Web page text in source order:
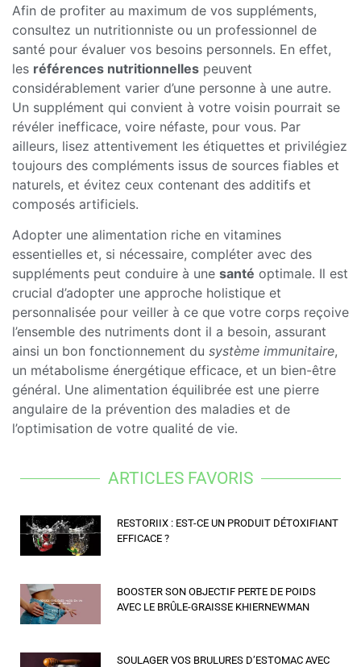
Afin de profiter au maximum de vos suppléments,
consultez un nutritionniste ou un professionnel de
santé pour évaluer vos besoins personnels. En effet,
les références nutritionnelles peuvent
considérablement varier d’une personne à une autre.
Un supplément qui convient à votre voisin pourrait se
révéler inefficace, voire néfaste, pour vous. Par
ailleurs, lisez attentivement les étiquettes et privilégiez
toujours des compléments issus de sources fiables et
naturels, et évitez ceux contenant des additifs et
composés artificiels.
Adopter une alimentation riche en vitamines
essentielles et, si nécessaire, compléter avec des
suppléments peut conduire à une santé optimale. Il est
crucial d’adopter une approche holistique et
personnalisée pour veiller à ce que votre corps reçoive
l’ensemble des nutriments dont il a besoin, assurant
ainsi un bon fonctionnement du système immunitaire,
un métabolisme énergétique efficace, et un bien-être
général. Une alimentation équilibrée est une pierre
angulaire de la prévention des maladies et de
l’optimisation de votre qualité de vie.
ARTICLES FAVORIS
RESTORIIX : EST-CE UN PRODUIT DÉTOXIFIANT
EFFICACE ?
BOOSTER SON OBJECTIF PERTE DE POIDS
AVEC LE BRÛLE-GRAISSE KHIERNEWMAN
SOULAGER VOS BRULURES D’ESTOMAC AVEC